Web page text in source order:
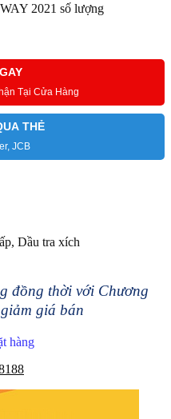
2021 số lượng
Tại Cửa Hàng
THẺ
JCB
Dầu tra xích
đồng thời với Chương
giá bán
hàng